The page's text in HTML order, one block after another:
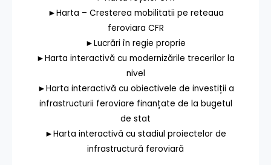
►Harta – Cresterea mobilitatii pe reteaua
feroviara CFR
►Lucrări în regie proprie
►Harta interactivă cu modernizările trecerilor la
nivel
►Harta interactivă cu obiectivele de investiții a
infrastructurii feroviare finanțate de la bugetul
de stat
►Harta interactivă cu stadiul proiectelor de
infrastructură feroviară